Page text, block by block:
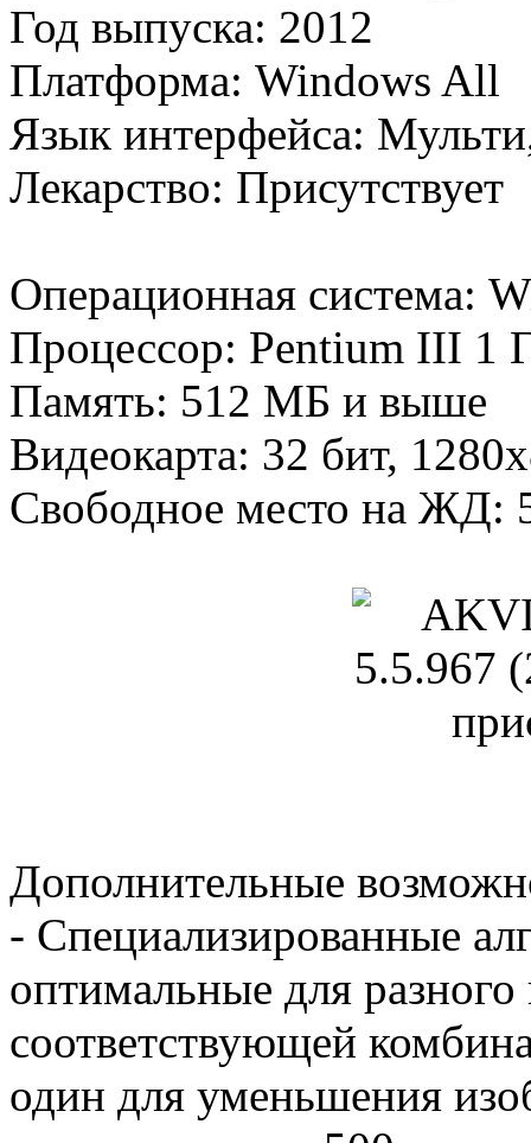
Год выпуска: 2012
Платформа: Windows All
Язык интерфейса:
Лекарство: Присутствует
Операционная система:
Процессор: Pentium III 1
Память: 512 МБ и выше
Видеокарта: 32 бит,
Свободное место на ЖД:
Дополнительные
- Специализированные
оптимальные для
соответствующей
один для уменьшения